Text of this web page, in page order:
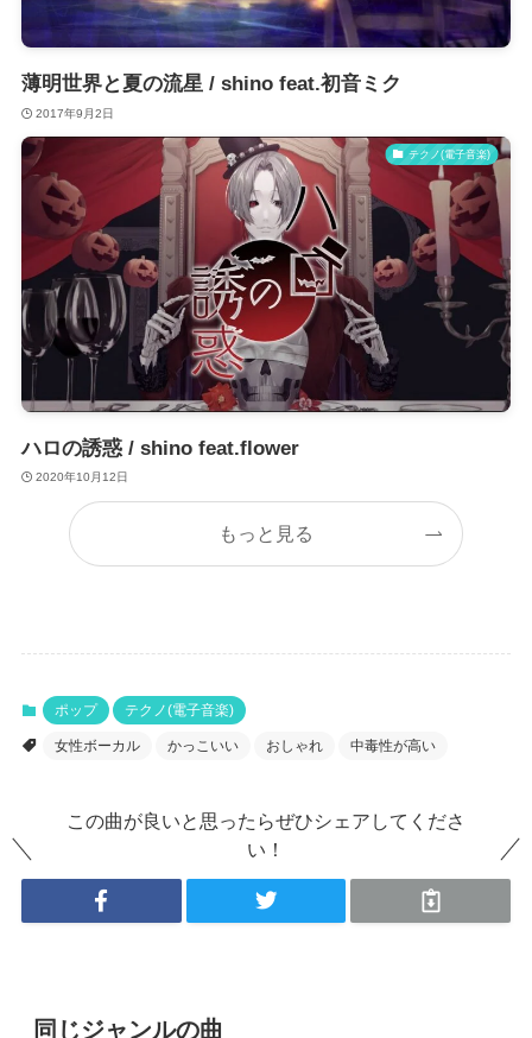
薄明世界と夏の流星 / shino feat.初音ミク
2017年9月2日
テクノ(電子音楽)
ハロの誘惑 / shino feat.flower
2020年10月12日
もっと見る
ポップ テクノ(電子音楽)
女性ボーカル かっこいい おしゃれ 中毒性が高い
この曲が良いと思ったらぜひシェアしてくださ
い！
同じジャンルの曲